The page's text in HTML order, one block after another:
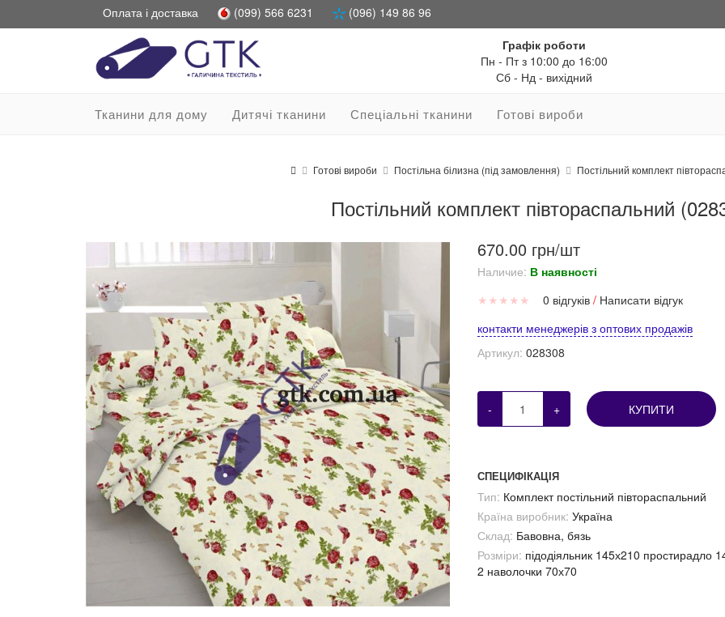
Оплата і доставка (099) 566 6231
(096) 149 86 96
Графік роботи
Пн - Пт з 10:00 до 16:00
Сб - Нд - вихідний
Тканини для дому Дитячі тканини Спеціальні тканини Готові вироби
Готові вироби Постільна білизна (під замовлення) Постільний комплект
Постільний комплект півтораспальний
670.00 грн/шт
Наличие: В наявності
★ ★ ★ ★ ★ 0 відгуків/ Написати відгук
контакти менеджерів з оптових продажів
Артикул: 028308
- + КУПИТИ
СПЕЦИФІКАЦІЯ
Тип: Комплект постільний півтораспальний
Країна виробник: Україна
Склад: Бавовна, бязь
Розміри: підодіяльник 145х210 простирадло
2 наволочки 70х70